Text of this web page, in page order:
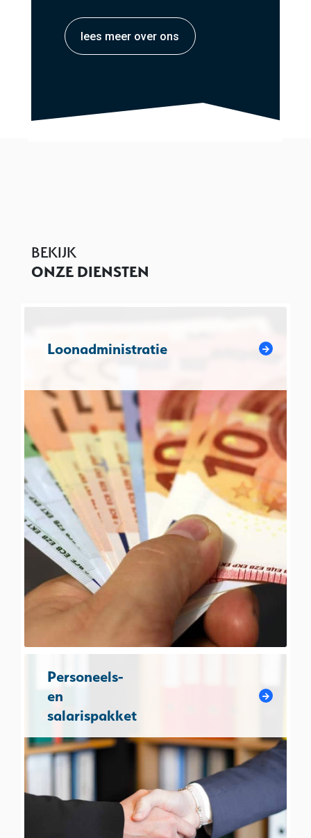
lees meer over ons
BEKIJK
ONZE DIENSTEN
Loonadministratie
Personeels-
en
salarispakket